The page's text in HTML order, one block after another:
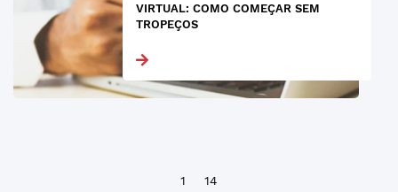
VIRTUAL: COMO COMEÇAR SEM
TROPEÇOS
1 14